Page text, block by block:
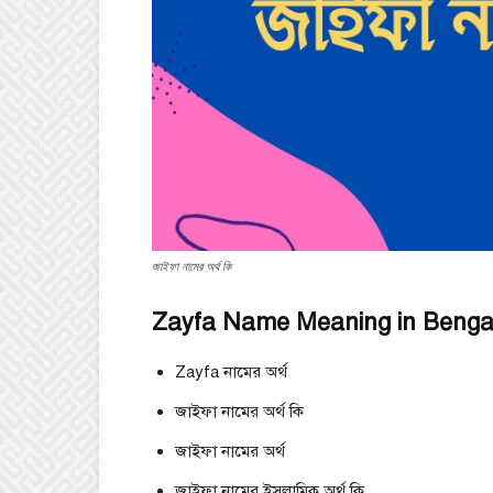
জাইফা নামের অর্থ কি
Zayfa Name Meaning in
Zayfa নামের অর্থ
জাইফা নামের অর্থ কি
জাইফা নামের অর্থ